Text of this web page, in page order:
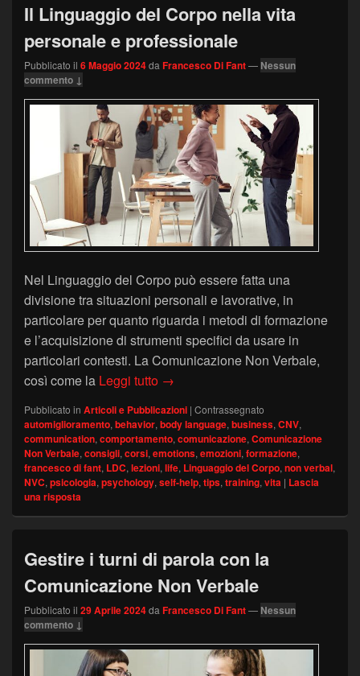
Il Linguaggio del Corpo nella vita
personale e professionale
Pubblicato il 6 Maggio 2024da Francesco Di Fant— Nessun
commento ↓
Nel Linguaggio del Corpo può essere fatta una
divisione tra situazioni personali e lavorative, in
particolare per quanto riguarda i metodi di formazione
e l’acquisizione di strumenti specifici da usare in
particolari contesti. La Comunicazione Non Verbale,
così come la Leggi tutto Il Linguaggio del Corpo nella vita
→
Pubblicato in Articoli e Pubblicazioni | Contrassegnato
automiglioramento, behavior, body language, business, CNV,
communication, comportamento, comunicazione, Comunicazione
Non Verbale, consigli, corsi, emotions, emozioni, formazione,
francesco di fant, LDC, lezioni, life, Linguaggio del Corpo, non verbal,
NVC, psicologia, psychology, self-help, tips, training, vita | Lascia
una risposta
Gestire i turni di parola con la
Comunicazione Non Verbale
Pubblicato il 29 Aprile 2024da Francesco Di Fant— Nessun
commento ↓